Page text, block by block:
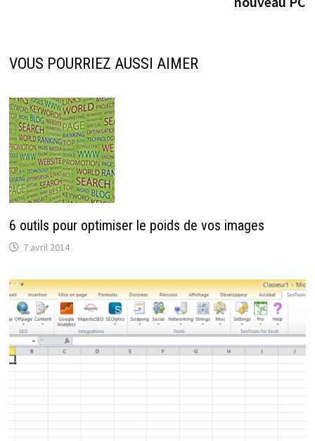
VOUS POURRIEZ AUSSI AIMER
6 outils pour optimiser le poids de vos images
7 avril 2014